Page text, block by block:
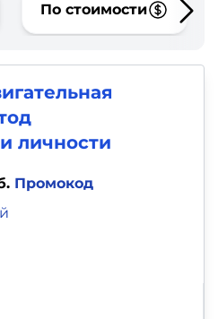
По стоимости
личности
Промокод